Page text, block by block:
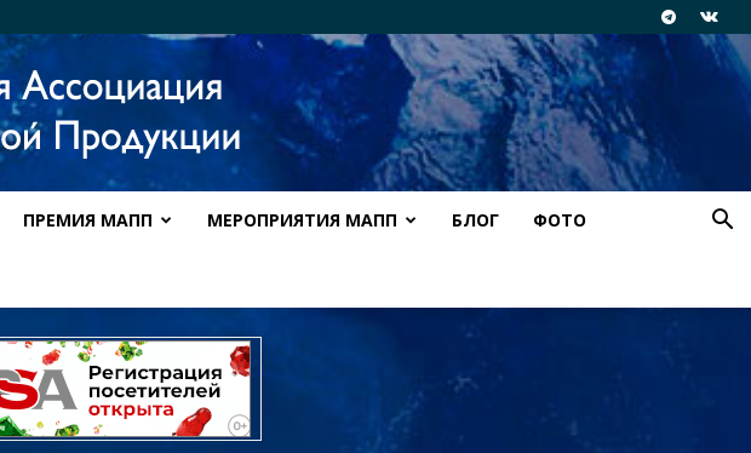
ПРЕМИЯ МАПП МЕРОПРИЯТИЯ МАПП БЛОГ ФОТО